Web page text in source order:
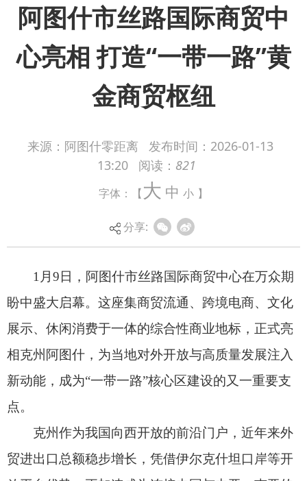
阿图什市丝路国际商贸中
心亮相 打造“一带一路”黄
金商贸枢纽
来源：阿图什零距离 发布时间： 2026-01-13
13:20
阅读： 821
字体：【大 中 小 】
分享:
1月9日，阿图什市丝路国际商贸中心在万众期
盼中盛大启幕。这座集商贸流通、跨境电商、文化
相克州阿图什，为当地对外开放与高质量发展注入
克州作为我国向西开放的前沿门户，近年来外
贸进出口总额稳步增长，凭借伊尔克什坦口岸等开
商贸枢纽。丝路国际商贸中心顺势而生，总建筑面
积达5.7万平方米，现项目由新城中心品质生活馆、
纺织服装展销馆、时尚生活消费馆、特色主题街
区、国际商务中心、创新创业与数字贸易基地等业
态组成，商铺总数合计488间，涵盖全方位功能，